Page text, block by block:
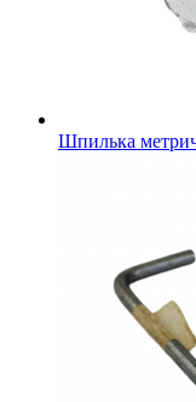
Шпилька